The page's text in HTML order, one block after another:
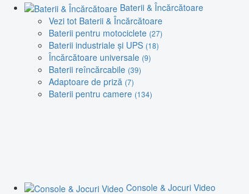
Baterii & Încărcătoare
Vezi tot Baterii & Încărcătoare
Baterii pentru motociclete (27)
Baterii industriale și UPS (18)
Încărcătoare universale (9)
Baterii reîncărcabile (39)
Adaptoare de priză (7)
Baterii pentru camere (134)
Console & Jocuri Video